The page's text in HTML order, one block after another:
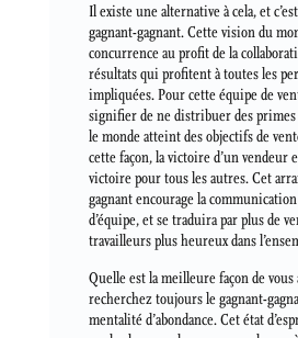
Il existe une alternative à cela, et
gagnant-gagnant. Cette vision du
concurrence au profit de la
résultats qui profitent à toutes les
impliquées. Pour cette équipe de
signifier de ne distribuer des
le monde atteint des objectifs de
cette façon, la victoire d’un vendeur
victoire pour tous les autres. Cet
gagnant encourage la
d’équipe, et se traduira par plus de
travailleurs plus heureux dans
Quelle est la meilleure façon de vous
recherchez toujours le gagnant-
mentalité d’abondance. Cet état